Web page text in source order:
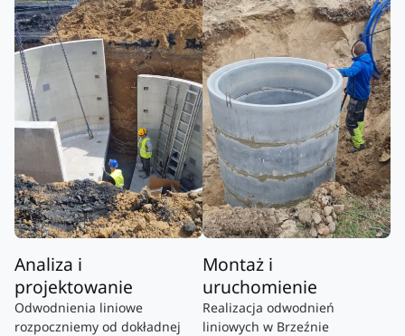
Analiza i
projektowanie
Odwodnienia liniowe
rozpoczniemy od dokładnej
Montaż i
uruchomienie
Realizacja odwodnień
liniowych w Brzeźnie